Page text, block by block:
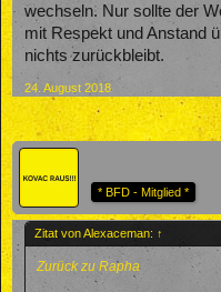
wechseln. Nur sollte der
mit Respekt und Anstand
nichts zurückbleibt.
24. August 2018
* BFD - Mitglied *
Zitat von Alexaceman: ↑
Zurück zu Rapha